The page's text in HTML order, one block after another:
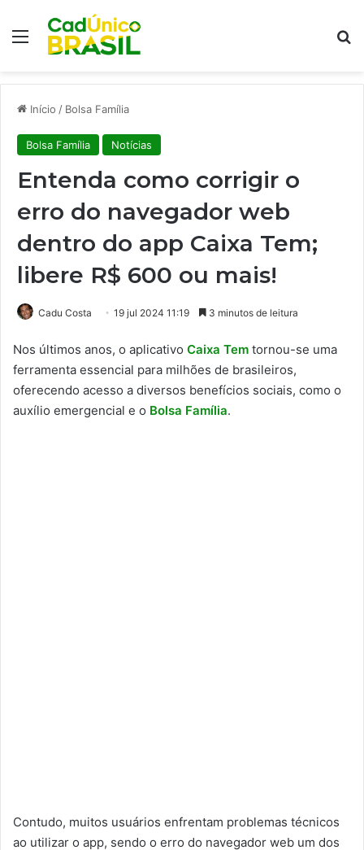
Menu
Início / Bolsa Família
Bolsa Família Notícias
Entenda como corrigir o
erro do navegador web
dentro do app Caixa Tem;
libere R$ 600 ou mais!
Cadu Costa 19 jul 2024 11:19 3 minutos de leitura
Nos últimos anos, o aplicativo Caixa Tem tornou-se uma
ferramenta essencial para milhões de brasileiros,
oferecendo acesso a diversos benefícios sociais, como o
auxílio emergencial e o Bolsa Família.
Contudo, muitos usuários enfrentam problemas técnicos
ao utilizar o app, sendo o erro do navegador web um dos